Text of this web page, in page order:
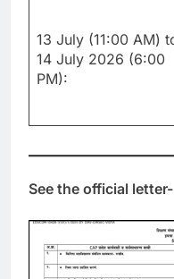
13 July (11:00 AM)
14 July 2026 (6:00
PM):
See the official letter-